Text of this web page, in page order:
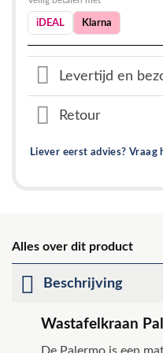
iDEAL Klarna
Levertijd en
Retour
Liever eerst advies? Vraag
Alles over dit product
Beschrijving
Wastafelkraan